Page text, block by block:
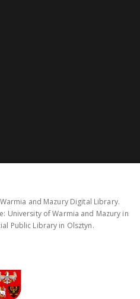
and Mazury Digital Library.
University of Warmia and Mazury in
Public Library in Olsztyn.